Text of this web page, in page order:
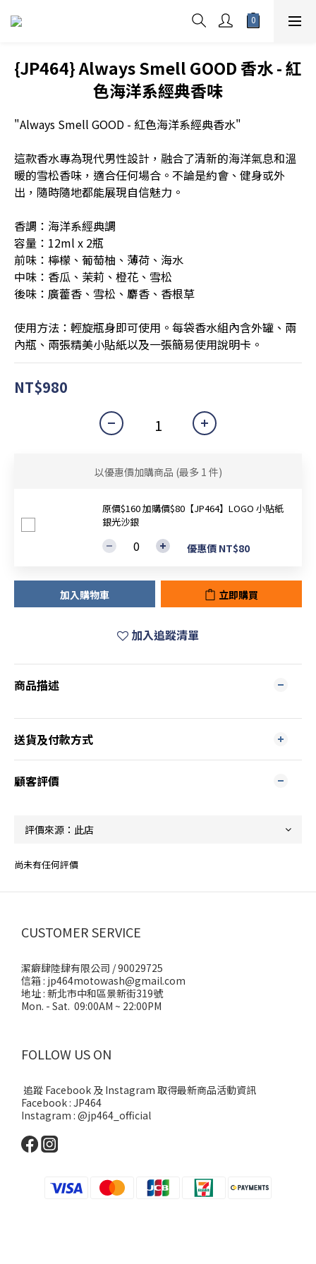
{JP464} Always Smell GOOD 香水 - 紅
色海洋系經典香味
"Always Smell GOOD - 紅色海洋系經典香水"
這款香水專為現代男性設計，融合了清新的海洋氣息和溫
暖的雪松香味，適合任何場合。不論是約會、健身或外
出，隨時隨地都能展現自信魅力。
香調：海洋系經典調
容量：12ml x 2瓶
前味：檸檬、葡萄柚、薄荷、海水
中味：香瓜、茉莉、橙花、雪松
後味：廣藿香、雪松、麝香、香根草
使用方法：輕旋瓶身即可使用。每袋香水組內含外罐、兩
內瓶、兩張精美小貼紙以及一張簡易使用說明卡。
NT$980
以優惠價加購商品 (最多 1 件)
原價$160 加購價$80【JP464】LOGO 小貼紙
銀光沙銀
優惠價 NT$80
加入購物車 立即購買
加入追蹤清單
商品描述
送貨及付款方式
顧客評價
尚未有任何評價
CUSTOMER SERVICE
潔癖肆陸肆有限公司 / 90029725
信箱 : jp464motowash@gmail.com
地址 : 新北市中和區景新街319號
Mon. - Sat. 09:00AM ~ 22:00PM
FOLLOW US ON
追蹤 Facebook 及 Instagram 取得最新商品活動資訊
Facebook : JP464
Instagram : @jp464_official